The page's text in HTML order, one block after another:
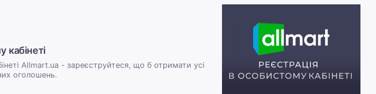
кабінеті
Allmart.ua - зареєструйтеся, що б отримати усі
оголошень.